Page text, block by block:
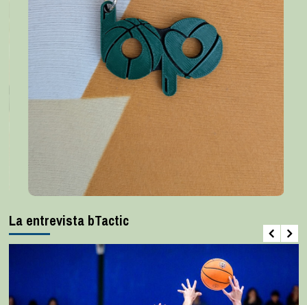
La entrevista bTactic